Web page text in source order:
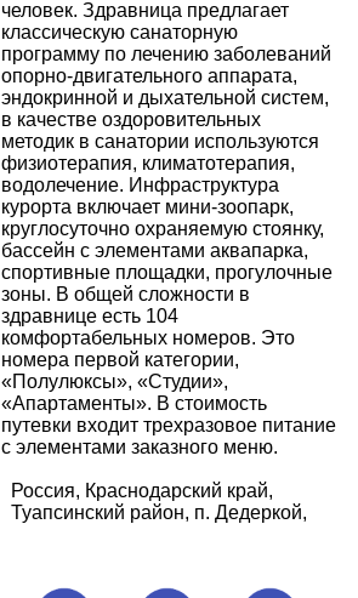
человек. Здравница предлагает
классическую санаторную
программу по лечению заболеваний
опорно-двигательного аппарата,
эндокринной и дыхательной систем,
в качестве оздоровительных
методик в санатории используются
физиотерапия, климатотерапия,
водолечение. Инфраструктура
курорта включает мини-зоопарк,
круглосуточно охраняемую стоянку,
бассейн с элементами аквапарка,
спортивные площадки, прогулочные
зоны. В общей сложности в
здравнице есть 104
комфортабельных номеров. Это
номера первой категории,
«Полулюксы», «Студии»,
«Апартаменты». В стоимость
путевки входит трехразовое питание
c элементами заказного меню.
Россия, Краснодарский край,
Туапсинский район, п. Дедеркой,